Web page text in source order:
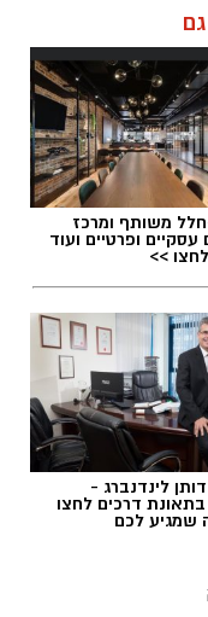
בקריית גת
משותף ומרכז
עסקיים ופרטיים ועוד
>>
דותן לינדנברג -
דרכים לחצו
שמגיע לכם